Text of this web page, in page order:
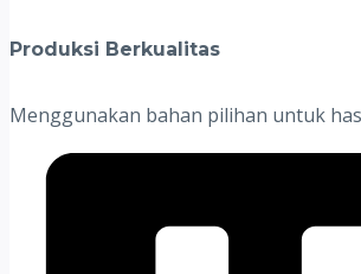
Produksi Berkualitas
Menggunakan bahan pilihan untuk